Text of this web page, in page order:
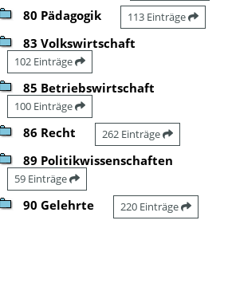
80 Pädagogik 113 Einträge
83 Volkswirtschaft
102 Einträge
85 Betriebswirtschaft
100 Einträge
86 Recht 262 Einträge
89 Politikwissenschaften
59 Einträge
90 Gelehrte 220 Einträge